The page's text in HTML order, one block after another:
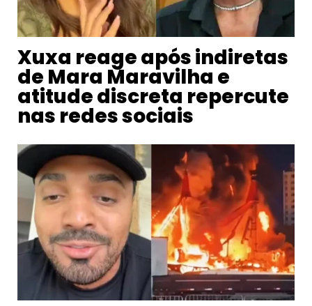
Xuxa reage após indiretas
de Mara Maravilha e
atitude discreta repercute
nas redes sociais